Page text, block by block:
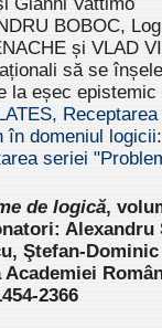
BOBOC,
și VLAD
să se
la eșec epistemic
în domeniul
seriei
e de logică,
Alexandru
Ştefan-
2366